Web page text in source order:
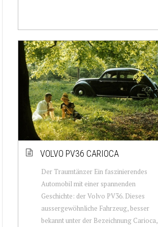
VOLVO PV36 CARIOCA
Der Traumtänzer Ein faszinierendes
Automobil mit einer spannenden
Geschichte: der Volvo PV36. Dieses
aussergewöhnliche Fahrzeug, besser
bekannt unter der Bezeichnung Carioca,